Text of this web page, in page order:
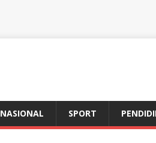
NASIONAL SPORT